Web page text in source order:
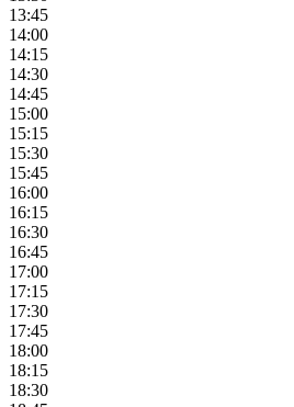
13:45
14:00
14:15
14:30
14:45
15:00
15:15
15:30
15:45
16:00
16:15
16:30
16:45
17:00
17:15
17:30
17:45
18:00
18:15
18:30